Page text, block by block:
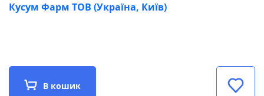
Кусум Фарм ТОВ (Україна, Київ)
В кошик